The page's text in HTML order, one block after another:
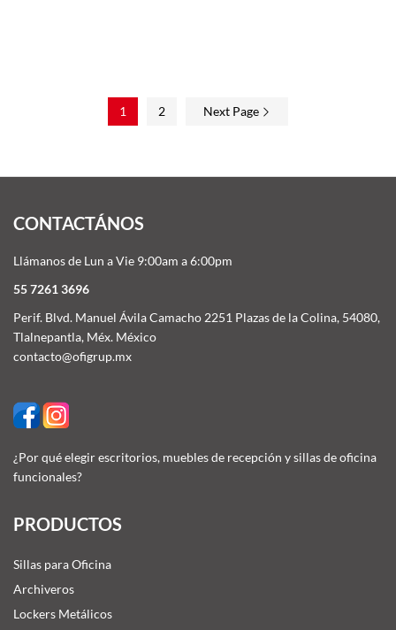
1 2 Next Page
CONTACTÁNOS
Llámanos de Lun a Vie 9:00am a 6:00pm
55 7261 3696
Perif. Blvd. Manuel Ávila Camacho 2251 Plazas de la Colina, 54080,
Tlalnepantla, Méx. México
contacto@ofigrup.mx
¿Por qué elegir escritorios, muebles de recepción y sillas de oficina
funcionales?
PRODUCTOS
Sillas para Oficina
Archiveros
Lockers Metálicos